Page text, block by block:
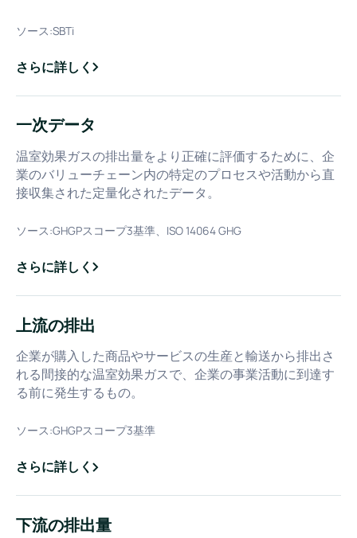
ソース:SBTi
さらに詳しく
about
SBT（科学的根拠に基づく目標）
一次データ
温室効果ガスの排出量をより正確に評価するために、企
業のバリューチェーン内の特定のプロセスや活動から直
接収集された定量化されたデータ。
ソース:GHGPスコープ3基準、ISO 14064 GHG
さらに詳しく
about
一次データ
上流の排出
企業が購入した商品やサービスの生産と輸送から排出さ
れる間接的な温室効果ガスで、企業の事業活動に到達す
る前に発生するもの。
ソース:GHGPスコープ3基準
さらに詳しく
about
上流の排出
下流の排出量